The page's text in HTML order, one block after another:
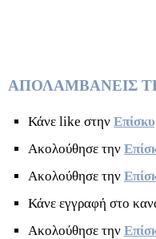
ΑΠΟΛΑΜΒΑΝΕΙΣ
Κάνε like στην
Ακολούθησε την
Ακολούθησε την
Κάνε εγγραφή στο
Ακολούθησε την